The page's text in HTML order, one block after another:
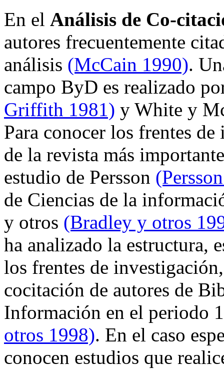
En el Análisis de Co-
autores frecuentemente
análisis (McCain 1990).
campo ByD es realizado
Griffith 1981) y White y
Para conocer los frentes
de la revista más
estudio de Persson
de Ciencias de la
y otros (Bradley y otros
ha analizado la estructura,
los frentes de
cocitación de autores de
Información en el periodo
otros 1998). En el caso
conocen estudios que